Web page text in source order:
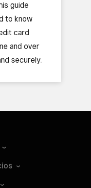
guide
to know
card
and over
securely.